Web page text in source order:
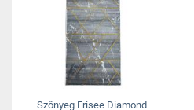
Szőnyeg Frisee Diamond